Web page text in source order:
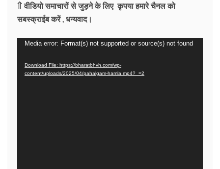
⇑ वीडियो समाचारों से जुड़ने के लिए कृपया हमारे चैनल को
सबस्क्राईब करें , धन्यवाद।
Video
Media error: Format(s) not supported or source(s) not found
Download File: https://bharatbhvh.com/wp-
content/uploads/2025/04/pahalgam-hamla.mp4?_=2